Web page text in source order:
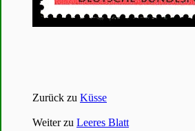
Zurück zu Küsse
Weiter zu Leeres Blatt